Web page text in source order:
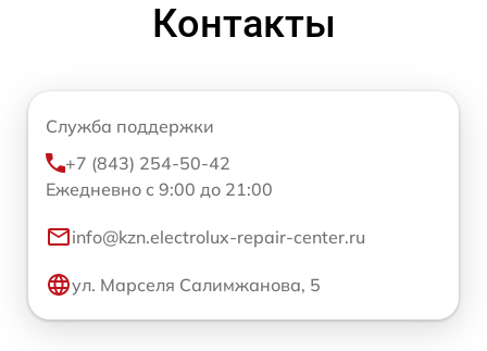
Контакты
Служба поддержки
+7 (843) 254-50-42
Ежедневно с 9:00 до 21:00
info@kzn.electrolux-repair-center.ru
ул. Марселя Салимжанова, 5